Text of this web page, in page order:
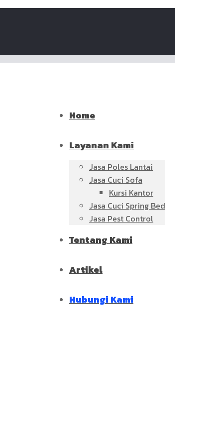
Home
Layanan Kami
Jasa Poles Lantai
Jasa Cuci Sofa
Kursi Kantor
Jasa Cuci Spring Bed
Jasa Pest Control
Tentang Kami
Artikel
Hubungi Kami